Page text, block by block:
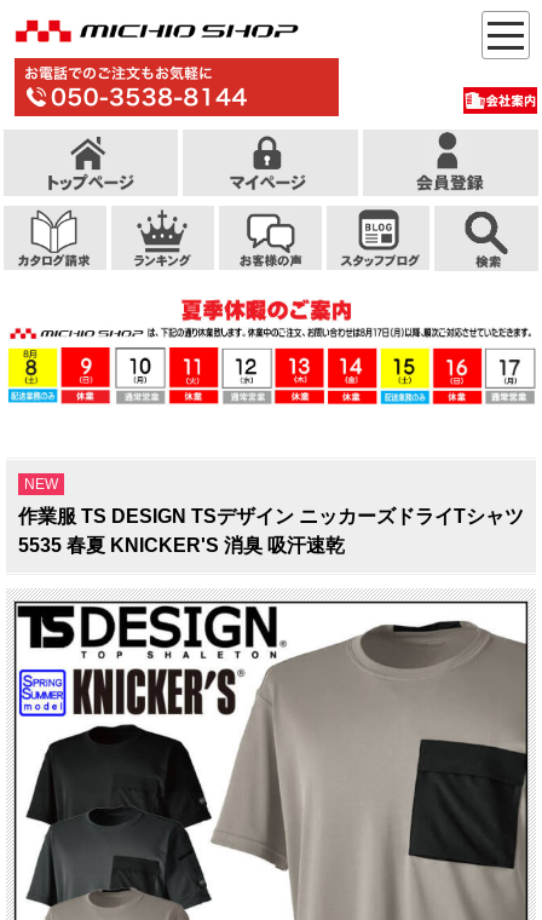
NEW
作業服 TS DESIGN TSデザイン ニッカーズドライTシャツ
5535 春夏 KNICKER'S 消臭 吸汗速乾